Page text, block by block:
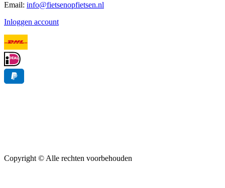
Email: info@fietsenopfietsen.nl
Inloggen account
Copyright © Alle rechten voorbehouden